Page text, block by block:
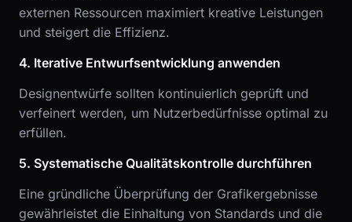
externen Ressourcen maximiert kreative Leistungen
und steigert die Effizienz.
4. Iterative Entwurfsentwicklung anwenden
Designentwürfe sollten kontinuierlich geprüft und
verfeinert werden, um Nutzerbedürfnisse optimal zu
erfüllen.
5. Systematische Qualitätskontrolle durchführen
Eine gründliche Überprüfung der Grafikergebnisse
gewährleistet die Einhaltung von Standards und die